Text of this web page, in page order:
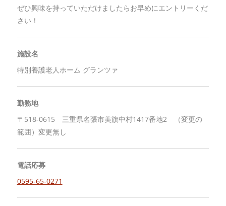
ぜひ興味を持っていただけましたらお早めにエントリーくだ
さい！
施設名
特別養護老人ホーム グランツァ
勤務地
〒518-0615 三重県名張市美旗中村1417番地2 （変更の
範囲）変更無し
電話応募
0595-65-0271